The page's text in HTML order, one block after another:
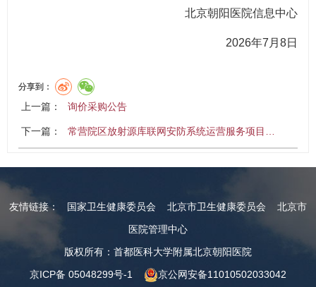
北京朝阳医院信息中心
2026年7月8日
分享到：
上一篇： 询价采购公告
下一篇： 常营院区放射源库联网安防系统运营服务项目…
友情链接： 国家卫生健康委员会 北京市卫生健康委员会
北京市
医院管理中心
版权所有：首都医科大学附属北京朝阳医院
京ICP备 05048299号-1
京公网安备11010502033042